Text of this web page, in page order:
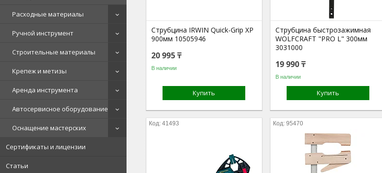
Расходные материалы
Ручной инструмент
Строительные материалы
Крепеж и метизы
Аренда инструмента
Автосервисное оборудование
Оснащение мастерских
Сертификаты и лицензии
Статьи
Струбцина IRWIN Quick-Grip XP
900мм 10505946
20 995 ₸
В наличии
Купить
Струбцина быстрозажимная
WOLFCRAFT "PRO L" 300мм
3031000
19 990 ₸
В наличии
Купить
41493 95470